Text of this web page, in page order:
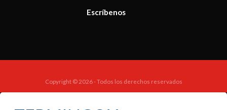
Escríbenos
Copyright © 2026 - Todos los derechos reservados